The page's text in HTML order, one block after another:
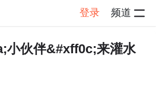
登录 频道
感慨 帖子详情
小伙伴&#xff0c;来灌水